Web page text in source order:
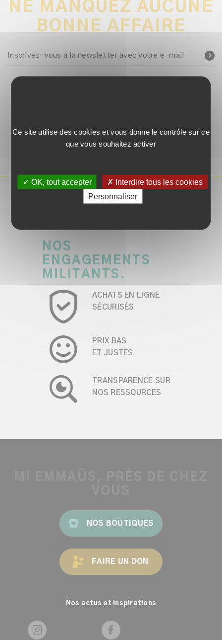
NE MANQUEZ AUCUNE
BONNE AFFAIRE
Inscrivez-vous à la newsletter avec votre e-mail
NOS
ENGAGEMENTS
MILITANTS.
ACHATS EN LIGNE
SÉCURISÉS
PRIX BAS
ET JUSTES
TRANSPARENCE SUR
NOS RESSOURCES
NOS BOUTIQUES
FAIRE UN DON
Nos actus et inspirations
Ce site utilise des cookies et vous donne le contrôle sur ce
que vous souhaitez activer
✓ OK, tout accepter
✗ Interdire tous les cookies
Personnaliser